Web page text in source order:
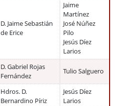
D. Jaime Sebastián
de Erice
Jaime
Martínez
José Núñez
Pilo
Jesús Díez
Larios
D. Gabriel Rojas
Fernández
Tulio Salguero
Hdros. D.
Bernardino Píriz
Jesús Díez
Larios